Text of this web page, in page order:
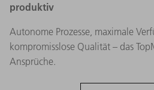
produktiv
Autonome Prozesse, maximale
kompromisslose Qualität – das
Ansprüche.